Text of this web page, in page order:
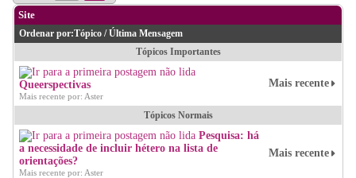
Site
Ordenar por:Tópico /Última Mensagem
Tópicos Importantes
Queerspectivas
Mais recente por: Aster
Mais recente
Tópicos Normais
Pesquisa: há
a necessidade de incluir hétero na lista de
orientações?
Mais recente por: Aster
Mais recente